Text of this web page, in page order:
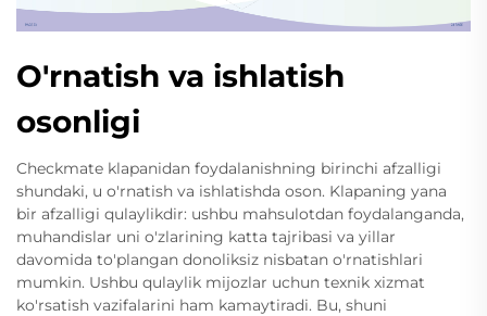
O'rnatish va ishlatish
osonligi
Checkmate klapanidan foydalanishning birinchi afzalligi
shundaki, u o'rnatish va ishlatishda oson. Klapaning yana
bir afzalligi qulaylikdir: ushbu mahsulotdan foydalanganda,
muhandislar uni o'zlarining katta tajribasi va yillar
davomida to'plangan donoliksiz nisbatan o'rnatishlari
mumkin. Ushbu qulaylik mijozlar uchun texnik xizmat
ko'rsatish vazifalarini ham kamaytiradi. Bu, shuni